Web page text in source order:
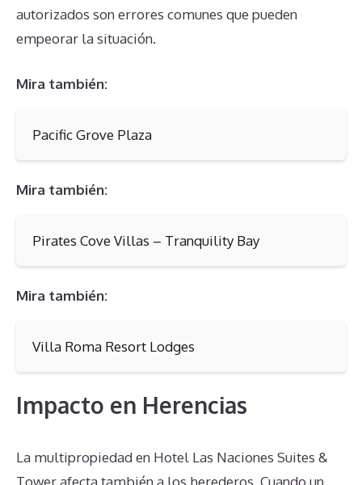
autorizados son errores comunes que pueden
empeorar la situación.
Mira también:
Pacific Grove Plaza
Mira también:
Pirates Cove Villas – Tranquility Bay
Mira también:
Villa Roma Resort Lodges
Impacto en Herencias
La multipropiedad en Hotel Las Naciones Suites &
Tower afecta también a los herederos. Cuando un